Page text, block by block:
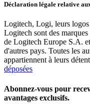
Déclaration légale relative
Logitech, Logi, leurs logos
Logitech sont des
de Logitech Europe S.A.
d'autres pays. Toutes les
appartiennent à leurs
déposées
Abonnez-vous pour
avantages exclusifs.